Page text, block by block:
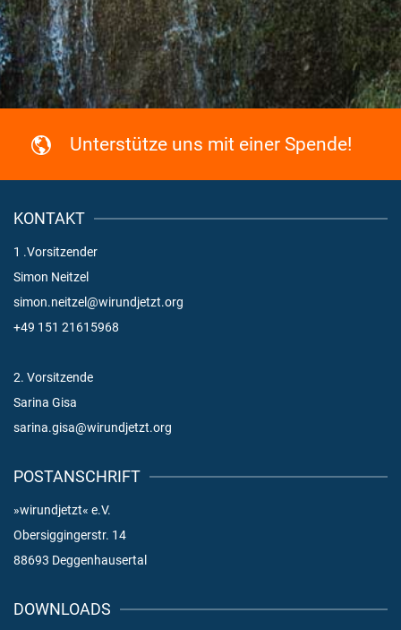
Unterstütze uns mit einer Spende!
KONTAKT
1 .Vorsitzender
Simon Neitzel
simon.neitzel@wirundjetzt.org
+49 151 21615968
2. Vorsitzende
Sarina Gisa
sarina.gisa@wirundjetzt.org
POSTANSCHRIFT
»wirundjetzt« e.V.
Obersiggingerstr. 14
88693 Deggenhausertal
DOWNLOADS